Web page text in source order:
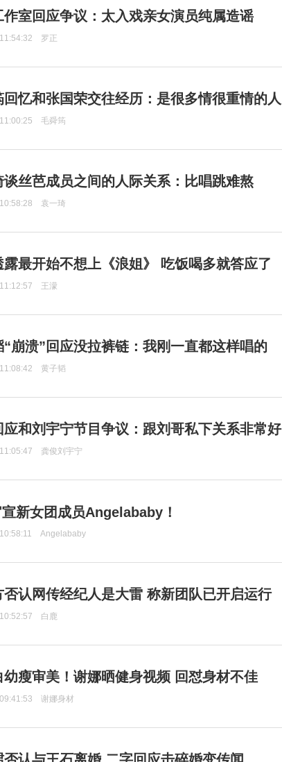
作室回应争议：太入戏亲女演员纯属造谣
罗正
回忆和张国荣交往经历：是很多情很重情的人
毛舜筠
谈丝芭成员之间的人际关系：比唱跳难熬
袁一琦
露最开始不想上《浪姐》 吃饭喝多就答应了
王濛
“崩溃”回应没拉裤链：我刚一直都这样唱的
黄子韬
应和刘宇宁节目争议：跟刘哥私下关系非常好
龚俊刘宇宁
新女团成员Angelababy！
Angelababy
否认网传经纪人是大雷 称新团队已开启运行
白鹿
幼瘦审美！谢娜晒健身视频 回怼身材不佳
谢娜身材